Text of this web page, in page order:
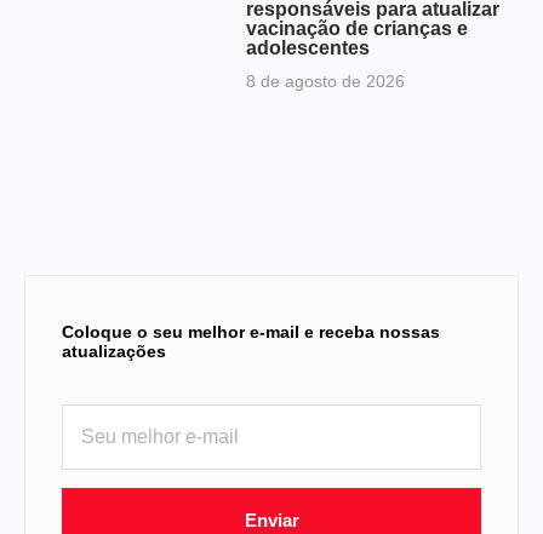
responsáveis para atualizar
vacinação de crianças e
adolescentes
8 de agosto de 2026
Coloque o seu melhor e-mail e receba nossas
atualizações
Enviar